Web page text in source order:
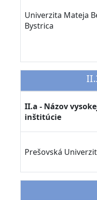
Univerzita Mateja
Bystrica
II.a - Názov
inštitúcie
Prešovská